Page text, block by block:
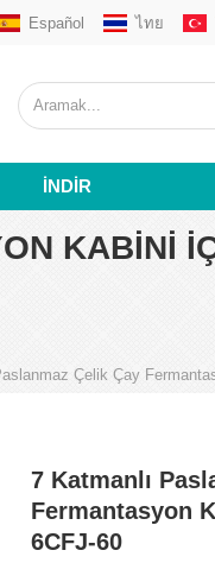
Español ไทย
İNDIR
KABINI
Çelik Çay
7 Katmanlı
Fermantasyon
6CFJ-60